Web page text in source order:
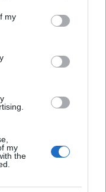
my
my
the